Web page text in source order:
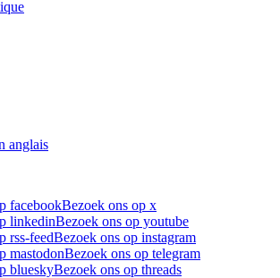
anglais
facebookBezoek ons op x
linkedinBezoek ons op youtube
rss-feedBezoek ons op instagram
mastodonBezoek ons op telegram
blueskyBezoek ons op threads